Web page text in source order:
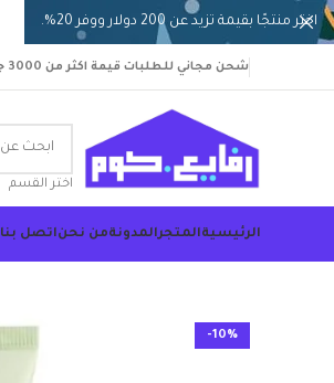
شحن مجاني للطلبات قيمة اكثر من 3000 جنيه.
اختر القسم
الرئيسيةالمتجرالمدونةمن نحناتصل بنا
-10%
اختر منتجًا بقيمة تزيد عن 200 دولار ووفر 20%.